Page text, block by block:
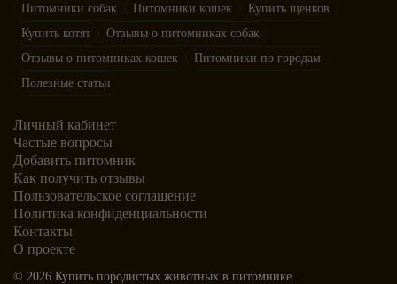
Питомники собак Питомники кошек
Купить щенков
Купить котят
Отзывы о питомниках собак
Отзывы о питомниках кошек
Питомники по городам
Полезные статьи
Личный кабинет
Частые вопросы
Добавить питомник
Как получить отзывы
Пользовательское соглашение
Политика конфиденциальности
Контакты
О проекте
© 2026 Купить породистых животных в питомнике.